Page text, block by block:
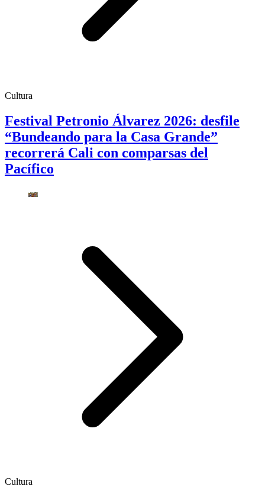
Cultura
Festival Petronio Álvarez 2026: desfile
“Bundeando para la Casa Grande”
recorrerá Cali con comparsas del
Pacífico
Cultura